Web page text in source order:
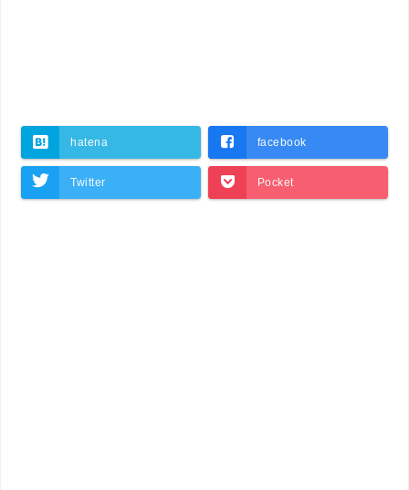
hatena facebook
Twitter Pocket